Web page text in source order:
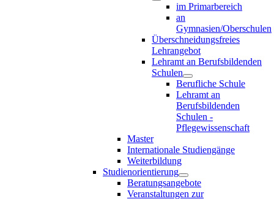
im Primarbereich
an
Gymnasien/Oberschulen
Überschneidungsfreies
Lehrangebot
Lehramt an Berufsbildenden
Schulen
Berufliche Schule
Lehramt an
Berufsbildenden
Schulen -
Pflegewissenschaft
Master
Internationale Studiengänge
Weiterbildung
Studienorientierung
Beratungsangebote
Veranstaltungen zur